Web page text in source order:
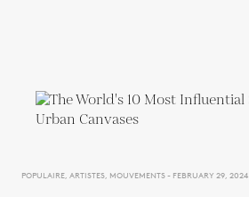
POPULAIRE, ARTISTES, MOUVEMENTS - FEBRUARY 29, 2024